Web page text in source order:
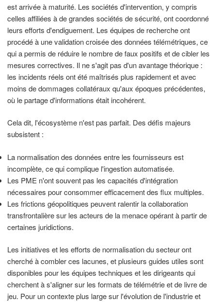
est arrivée à maturité. Les sociétés d'intervention, y compris
celles affiliées à de grandes sociétés de sécurité, ont coordonné
leurs efforts d'endiguement. Les équipes de recherche ont
procédé à une validation croisée des données télémétriques, ce
qui a permis de réduire le nombre de faux positifs et de cibler les
mesures correctives. Il ne s'agit pas d'un avantage théorique :
les incidents réels ont été maîtrisés plus rapidement et avec
moins de dommages collatéraux qu'aux époques précédentes,
où le partage d'informations était incohérent.
Cela dit, l'écosystème n'est pas parfait. Des défis majeurs
subsistent :
La normalisation des données entre les fournisseurs est
incomplète, ce qui complique l'ingestion automatisée.
Les PME n'ont souvent pas les capacités d'intégration
nécessaires pour consommer efficacement des flux multiples.
Les frictions géopolitiques peuvent ralentir la collaboration
transfrontalière sur les acteurs de la menace opérant à partir de
certaines juridictions.
Les initiatives et les efforts de normalisation du secteur ont
cherché à combler ces lacunes, et plusieurs guides utiles sont
disponibles pour les équipes techniques et les dirigeants qui
cherchent à s'aligner sur les formats de télémétrie et de livre de
jeu. Pour un contexte plus large sur l'évolution de l'industrie et